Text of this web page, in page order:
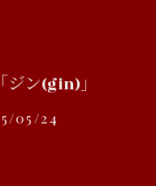
「ジン(gin)」
05/24